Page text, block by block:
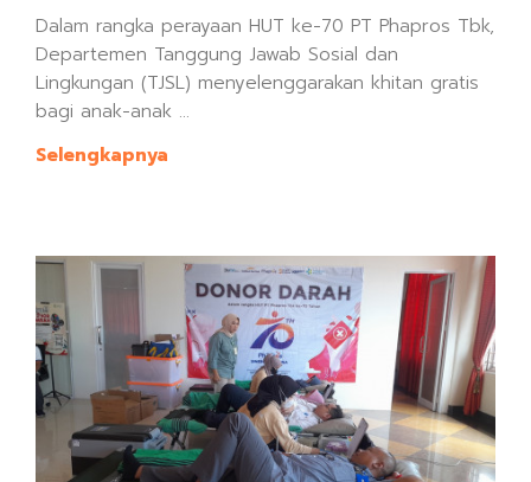
Dalam rangka perayaan HUT ke-70 PT Phapros Tbk,
Departemen Tanggung Jawab Sosial dan
Lingkungan (TJSL) menyelenggarakan khitan gratis
bagi anak-anak ...
Selengkapnya